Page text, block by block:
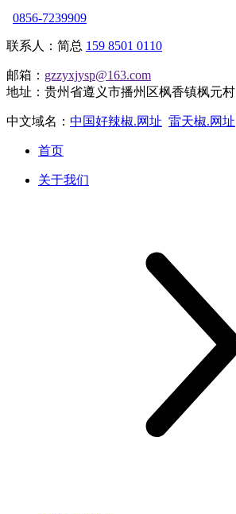
0856-7239909
联系人：简总 159 8501 0110
邮箱： gzzyxjysp@163.com
地址：贵州省遵义市播州区枫香镇枫元村
中文域名： 中国好辣椒.网址 雷天椒.网址
首页
关于我们